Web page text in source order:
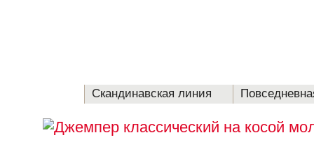
Скандинавская линия